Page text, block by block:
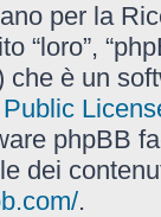
per la
“loro”,
che è un
phpBB
dei
.